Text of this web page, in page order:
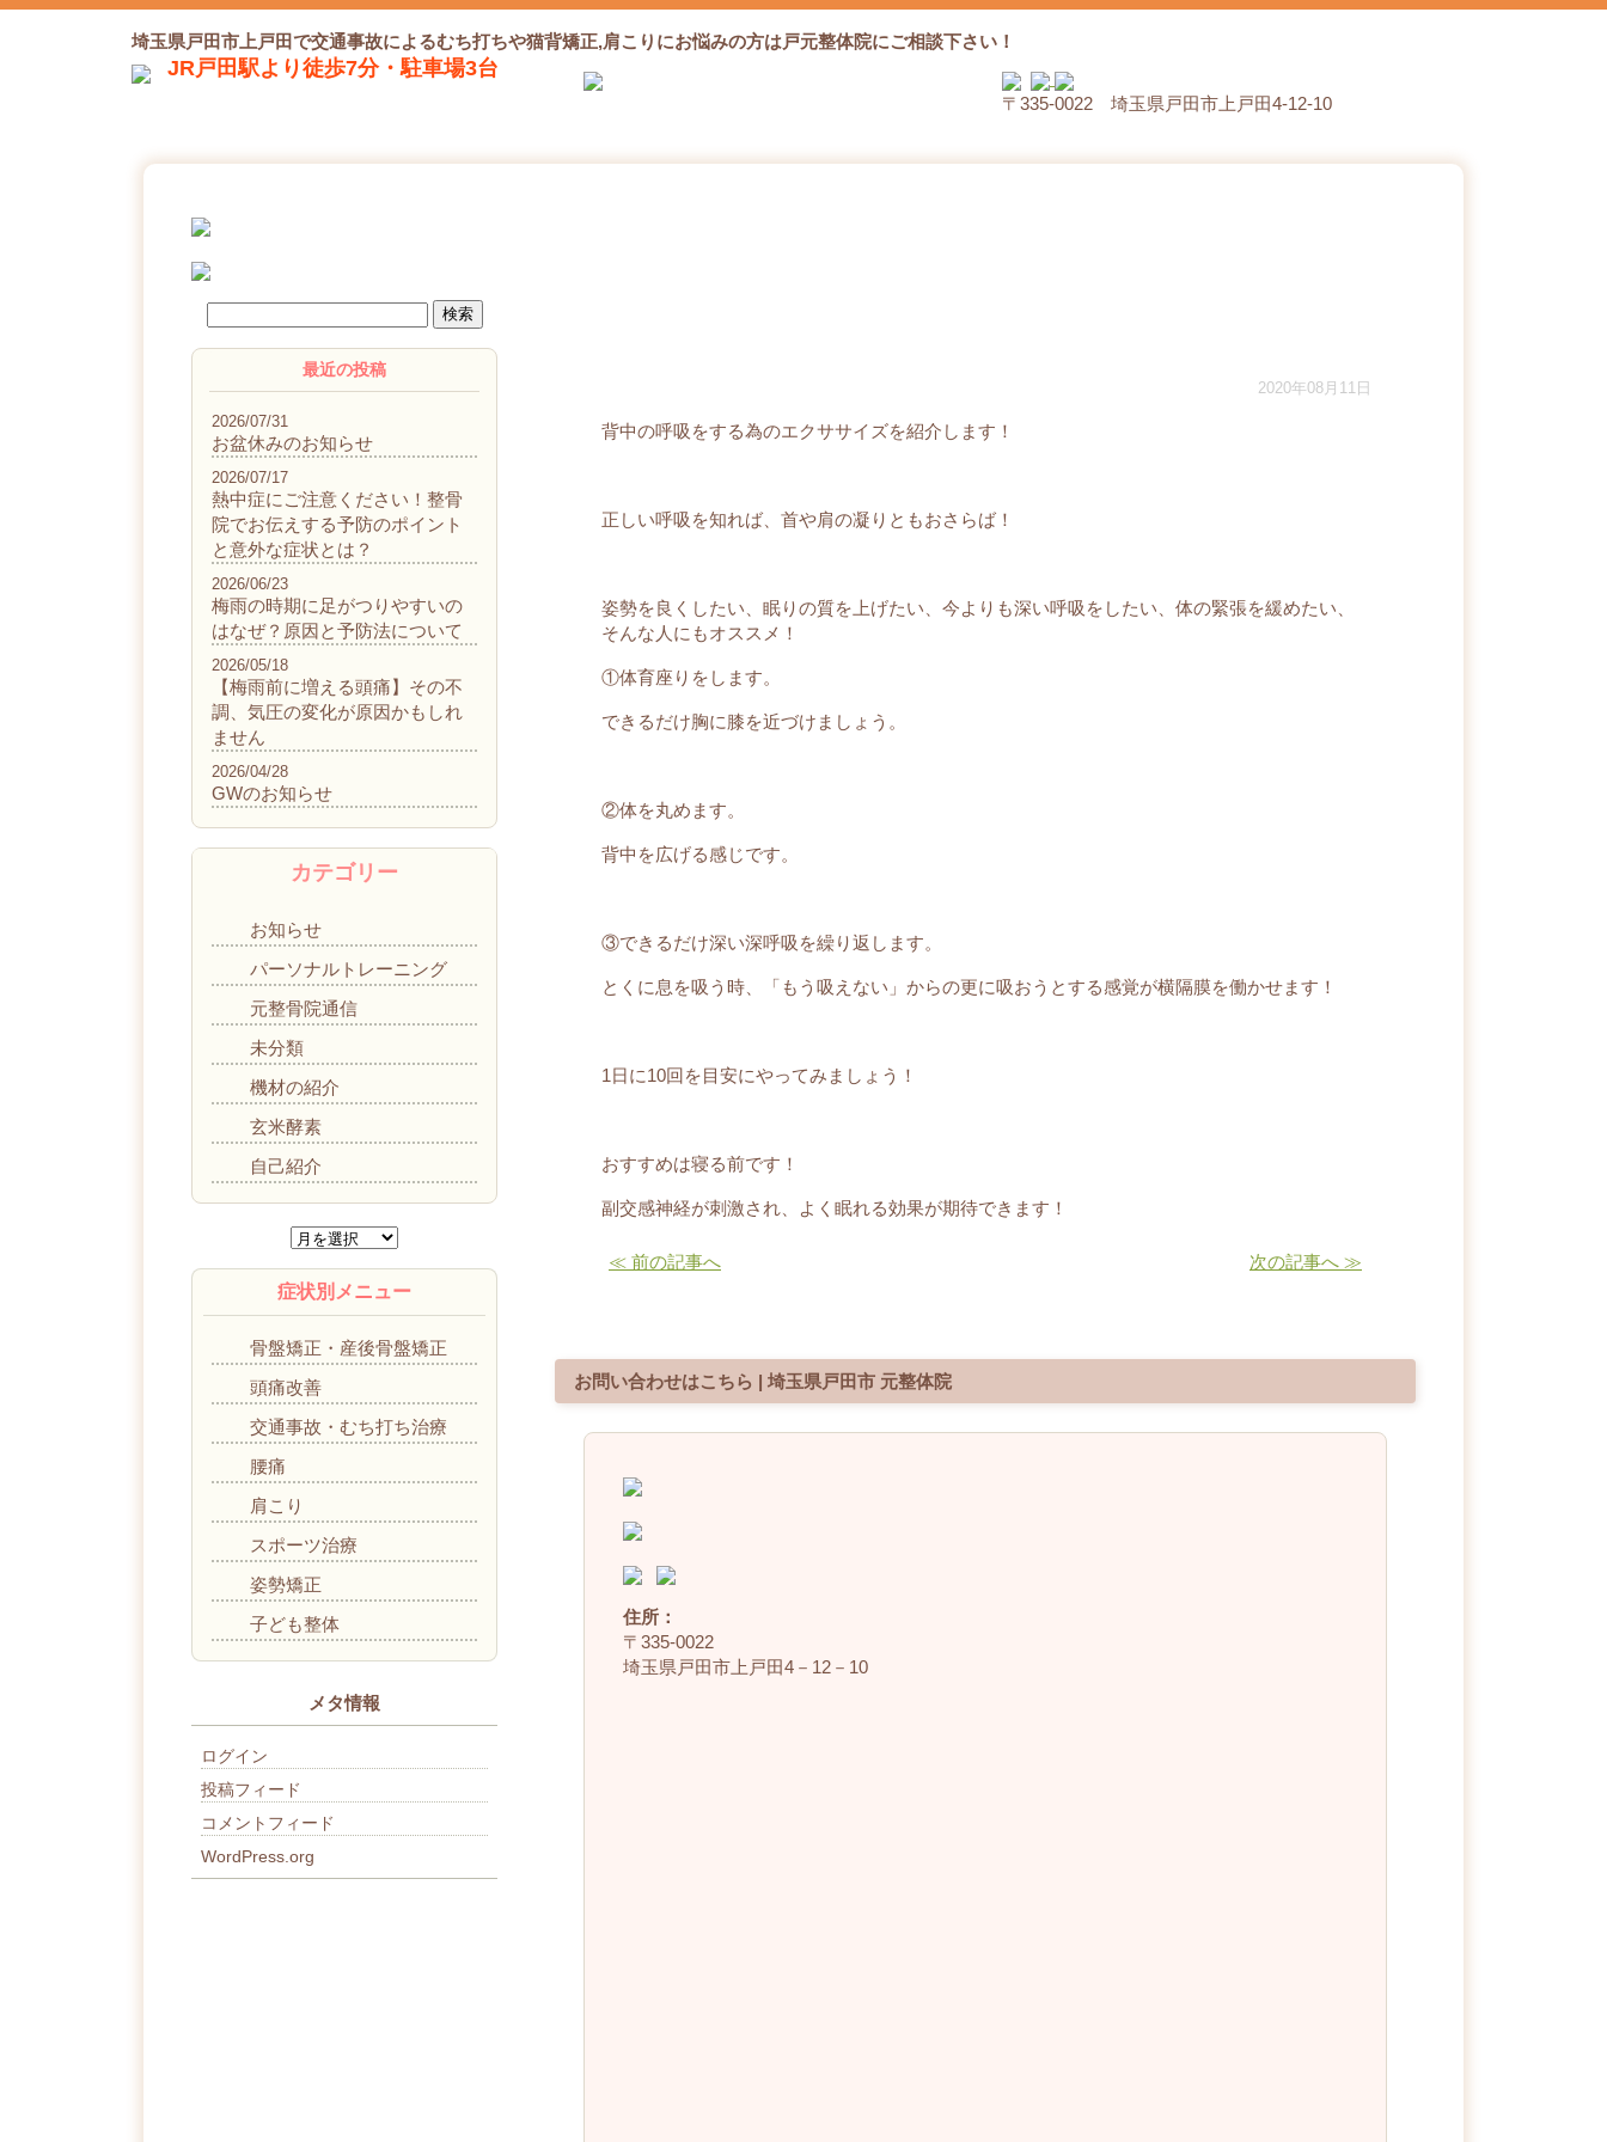
埼玉県戸田市上戸田で交通事故によるむち打ちや猫背矯正,肩こりにお悩みの方は戸元整体院にご相談下さい！
JR戸田駅より徒歩7分・駐車場3台
〒335‐0022 埼玉県戸田市上戸田4-12-10
2020年08月11日
背中の呼吸をする為のエクササイズを紹介します！
正しい呼吸を知れば、首や肩の凝りともおさらば！
姿勢を良くしたい、眠りの質を上げたい、今よりも深い呼吸をしたい、体の緊張を緩めたい、
そんな人にもオススメ！
①体育座りをします。
できるだけ胸に膝を近づけましょう。
②体を丸めます。
背中を広げる感じです。
③できるだけ深い深呼吸を繰り返します。
とくに息を吸う時、「もう吸えない」からの更に吸おうとする感覚が横隔膜を働かせます！
1日に10回を目安にやってみましょう！
おすすめは寝る前です！
副交感神経が刺激され、よく眠れる効果が期待できます！
≪ 前の記事へ 次の記事へ ≫
お問い合わせはこちら | 埼玉県戸田市 元整体院
住所：
〒335‐0022
埼玉県戸田市上戸田4－12－10
最近の投稿
お盆休みのお知らせ
2026/07/31
熱中症にご注意ください！整骨
院でお伝えする予防のポイント
と意外な症状とは？
2026/07/17
梅雨の時期に足がつりやすいの
はなぜ？原因と予防法について
2026/06/23
【梅雨前に増える頭痛】その不
調、気圧の変化が原因かもしれ
ません
2026/05/18
GWのお知らせ
2026/04/28
カテゴリー
お知らせ
パーソナルトレーニング
元整骨院通信
未分類
機材の紹介
玄米酵素
自己紹介
症状別メニュー
骨盤矯正・産後骨盤矯正
頭痛改善
交通事故・むち打ち治療
腰痛
肩こり
スポーツ治療
姿勢矯正
子ども整体
メタ情報
ログイン
投稿フィード
コメントフィード
WordPress.org